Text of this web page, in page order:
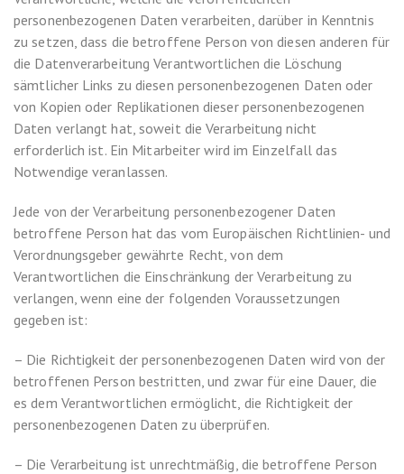
personenbezogenen Daten verarbeiten, darüber in Kenntnis
zu setzen, dass die betroffene Person von diesen anderen für
die Datenverarbeitung Verantwortlichen die Löschung
sämtlicher Links zu diesen personenbezogenen Daten oder
von Kopien oder Replikationen dieser personenbezogenen
Daten verlangt hat, soweit die Verarbeitung nicht
erforderlich ist. Ein Mitarbeiter wird im Einzelfall das
Notwendige veranlassen.
Jede von der Verarbeitung personenbezogener Daten
betroffene Person hat das vom Europäischen Richtlinien- und
Verordnungsgeber gewährte Recht, von dem
Verantwortlichen die Einschränkung der Verarbeitung zu
verlangen, wenn eine der folgenden Voraussetzungen
gegeben ist:
– Die Richtigkeit der personenbezogenen Daten wird von der
betroffenen Person bestritten, und zwar für eine Dauer, die
es dem Verantwortlichen ermöglicht, die Richtigkeit der
personenbezogenen Daten zu überprüfen.
– Die Verarbeitung ist unrechtmäßig, die betroffene Person